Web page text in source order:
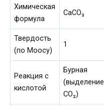
Химическая
формула
CaCO₃
Твердость
(по Моосу)
1
Реакция с
кислотой
Бурная
(выделение
CO₂)